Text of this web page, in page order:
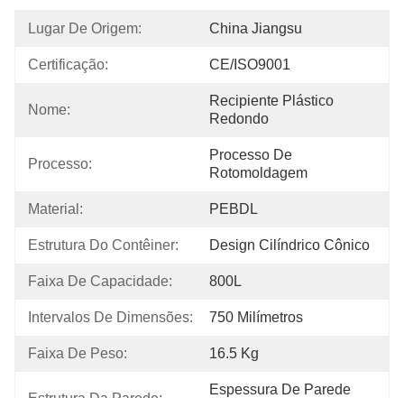
Lugar De Origem: China Jiangsu
Certificação: CE/ISO9001
Nome:
Recipiente Plástico
Redondo
Processo:
Processo De
Rotomoldagem
Material: PEBDL
Estrutura Do Contêiner: Design Cilíndrico Cônico
Faixa De Capacidade: 800L
Intervalos De Dimensões: 750 Milímetros
Faixa De Peso: 16.5 Kg
Espessura De Parede